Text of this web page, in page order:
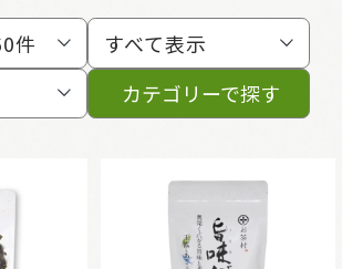
件
すべて表示
カテゴリーで探す